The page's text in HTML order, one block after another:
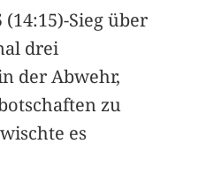
Sieg über
drei
der Abwehr,
zu
es